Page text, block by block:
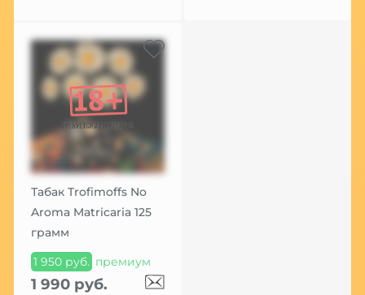
Табак Trofimoffs No
Aroma Matricaria 125
грамм
1 950 руб. премиум
1 990 руб.